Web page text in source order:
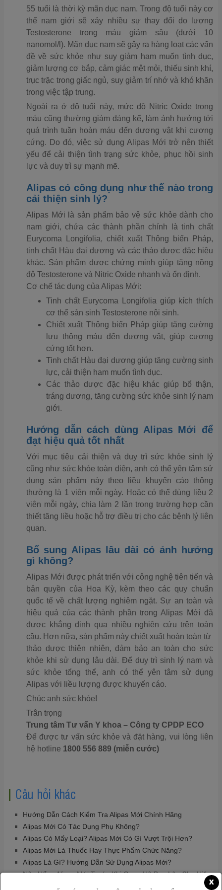
55 tuổi là thời kỳ mãn dục nam. Trong độ tuổi này cơ
thể nam giới sẽ xảy nhiều sự thay đổi do lượng
Testosterone trong máu giảm sâu (dưới 10
nanomol/l). Mãn dục nam sẽ gây ra hàng loạt các vấn
đề về sức khỏe như suy giảm ham muốn tình dục,
giảm lượng cơ bắp, cảm giác mệt mỏi, thiếu sinh khí,
trục trặc trong giấc ngủ, suy giảm trí nhớ và khó khăn
trong việc tập trung.
Ngoài ra ở độ tuổi này, mức độ Nitric Oxide trong
máu cũng thường giảm đáng kể, làm ảnh hưởng tới
quá trình tuần hoàn máu đến dương vật khi cương
cứng. Do đó, việc sử dụng Alipas Mới trở nên thiết
yếu để cải thiện tình trạng sức khỏe, phục hồi sinh
lực và duy trì sự mạnh mẽ.
Alipas có công dụng như thế nào trong
cải thiện sinh lý?
Alipas Mới là sản phẩm bảo vệ sức khỏe dành cho
nam giới, chứa các thành phần chính là tinh chất
Eurycoma Longifolia, chiết xuất Thông biển Pháp,
tinh chất Hàu đại dương và các thảo dược đặc hiệu
khác. Sản phẩm được chứng minh giúp tăng nồng
độ Testosterone và Nitric Oxide nhanh và ổn định.
Cơ chế tác dụng của Alipas Mới:
Tinh chất Eurycoma Longifolia giúp kích thích
cơ thể sản sinh Testosterone nội sinh.
Chiết xuất Thông biển Pháp giúp tăng cường
lưu thông máu đến dương vật, giúp cương
cứng tốt hơn.
Tinh chất Hàu đại dương giúp tăng cường sinh
lực, cải thiện ham muốn tình dục.
Các thảo dược đặc hiệu khác giúp bổ thận,
tráng dương, tăng cường sức khỏe sinh lý nam
giới.
Hướng dẫn cách dùng Alipas Mới để
đạt hiệu quả tốt nhất
Với mục tiêu cải thiện và duy trì sức khỏe sinh lý
cũng như sức khỏe toàn diện, anh có thể yên tâm sử
dụng sản phẩm này theo liều khuyến cáo thông
thường là 1 viên mỗi ngày. Hoặc có thể dùng liều 2
viên mỗi ngày, chia làm 2 lần trong trường hợp cần
thiết tăng liều hoặc hỗ trợ điều trị cho các bệnh lý liên
quan.
Bổ sung Alipas lâu dài có ảnh hưởng
gì không?
Alipas Mới được phát triển với công nghệ tiên tiến và
bản quyền của Hoa Kỳ, kèm theo các quy chuẩn
quốc tế về chất lượng nghiêm ngặt. Sự an toàn và
hiệu quả của các thành phần trong Alipas Mới đã
được khẳng định qua nhiều nghiên cứu trên toàn
cầu. Hơn nữa, sản phẩm này chiết xuất hoàn toàn từ ​​
thảo dược thiên nhiên, đảm bảo an toàn cho sức
khỏe khi sử dụng lâu dài. Để duy trì sinh lý nam và
sức khỏe tổng thể, anh có thể yên tâm sử dụng
Alipas với liều lượng được khuyến cáo.
Chúc anh sức khỏe!
Trân trọng
Trung tâm Tư vấn Y khoa – Công ty CPDP ECO
Để được tư vấn sức khỏe và đặt hàng, vui lòng liên
hệ hotline 1800 556 889 (miễn cước)
Câu hỏi khác
Hướng Dẫn Cách Kiểm Tra Alipas Mới Chính Hãng
Alipas Mới Có Tác Dụng Phụ Không?
Alipas Có Mấy Loại? Alipas Mới Có Gì Vượt Trội Hơn?
Alipas Mới Là Thuốc Hay Thực Phẩm Chức Năng?
Alipas Là Gì? Hướng Dẫn Sử Dụng Alipas Mới?
Nên Uống Alipas Mới Trước Khi Quan Hệ Bao Lâu Cho Hiệu
x